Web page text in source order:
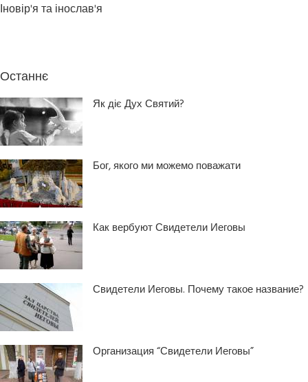
Іновір'я та інослав'я
Останнє
Як діє Дух Святий?
Бог, якого ми можемо поважати
Как вербуют Свидетели Иеговы
Свидетели Иеговы. Почему такое название?
Организация “Свидетели Иеговы”